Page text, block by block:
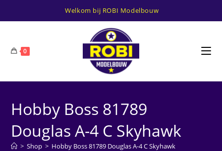
Welkom bij ROBI Modelbouw
0
Hobby Boss 81789
Douglas A-4 C Skyhawk
> Shop > Hobby Boss 81789 Douglas A-4 C Skyhawk